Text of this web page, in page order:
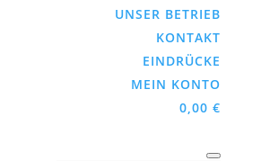
UNSER BETRIEB
KONTAKT
EINDRÜCKE
MEIN KONTO
0,00€